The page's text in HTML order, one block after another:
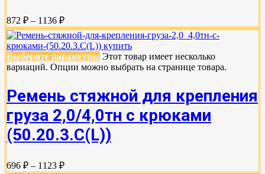
872 ₽ – 1136 ₽
Выберите параметры Этот товар имеет несколько
вариаций. Опции можно выбрать на странице товара.
Ремень стяжной для крепления
груза 2,0/4,0тн с крюками
(50.20.3.C(L))
696 ₽ – 1123 ₽